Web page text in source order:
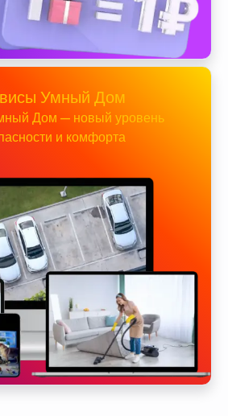
Умный Дом
Дом — новый уровень
и комфорта